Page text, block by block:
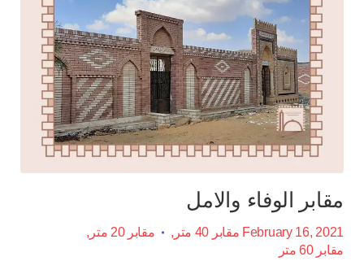
مقابر الوفاء والامل
February 16, 2021 مقابر 40 متر
مقابر 20 متر
مقابر 60 متر